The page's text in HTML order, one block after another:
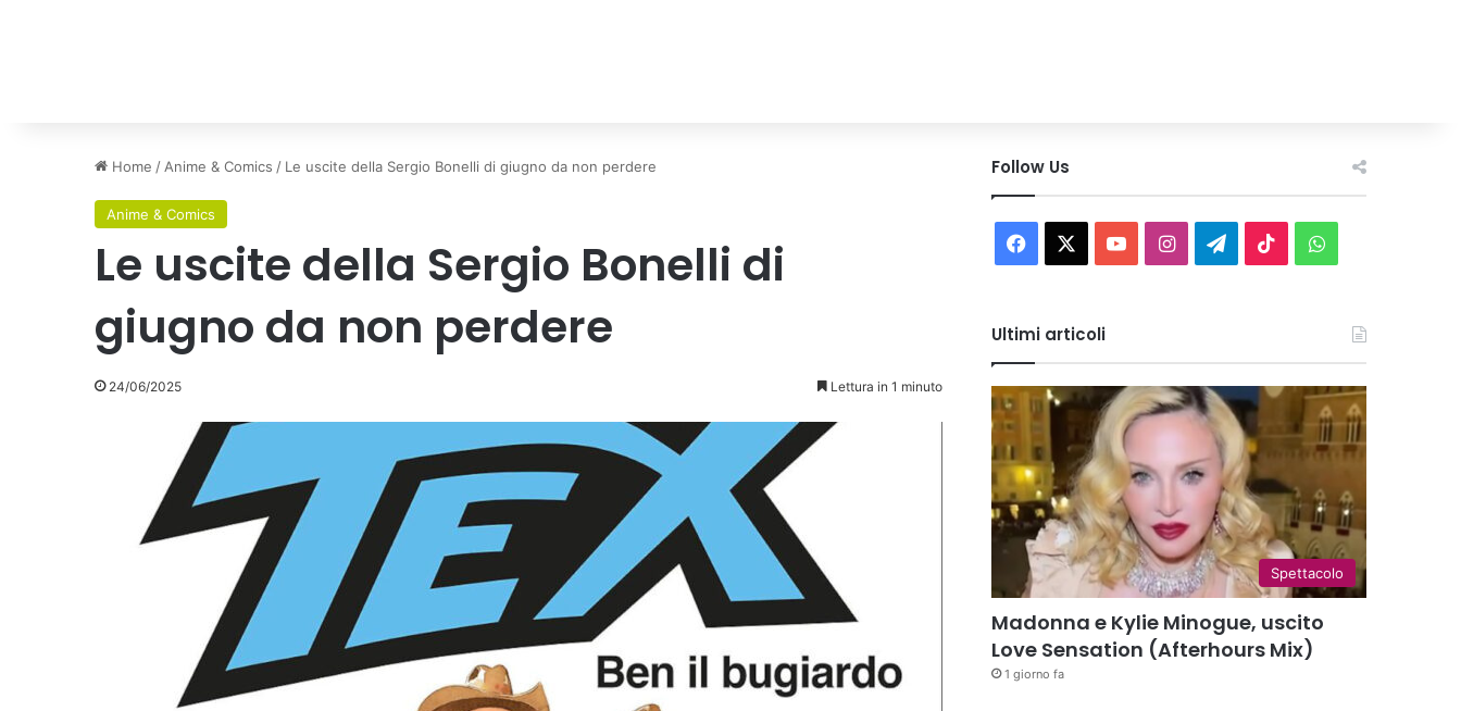
Home / Anime & Comics / Le uscite della Sergio Bonelli di giugno da non perdere
Anime & Comics
Le uscite della Sergio Bonelli di
giugno da non perdere
24/06/2025 Lettura in 1 minuto
Follow Us
Facebook You InstagramTelegram
TikTokWhatsApp
Ultimi articoli
Spettacolo
Madonna e Kylie Minogue, uscito
Love Sensation (Afterhours Mix)
1 giorno fa